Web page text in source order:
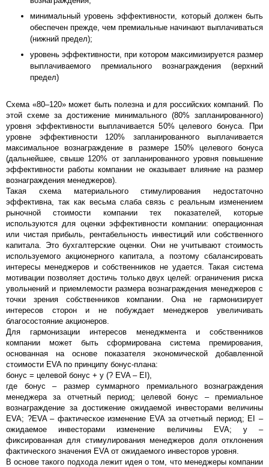
минимальный уровень эффективности, который должен быть
обеспечен прежде, чем премиальные начинают выплачиваться
(нижний предел);
уровень эффективности, при котором максимизируется размер
выплачиваемого премиального вознаграждения (верхний
предел)
Схема «80–120» может быть полезна и для российских компаний. По
этой схеме за достижение минимального (80% запланированного)
уровня эффективности выплачивается 50% целевого бонуса. При
уровне эффективности 120% запланированного выплачивается
максимальное вознаграждение в размере 150% целевого бонуса
(дальнейшее, свыше 120% от запланированного уровня повышение
эффективности работы компании не оказывает влияние на размер
вознаграждения менеджеров).
Такая схема материального стимулирования недостаточно
эффективна, так как весьма слаба связь с реальным изменением
рыночной стоимости компании тех показателей, которые
используются для оценки эффективности компании: операционная
или чистая прибыль, рентабельность инвестиций или собственного
капитала. Это бухгалтерские оценки. Они не учитывают стоимость
используемого акционерного капитала, а поэтому сбалансировать
интересы менеджеров и собственников не удается. Такая система
мотивации позволяет достичь только двух целей: ограничения риска
увольнений и приемлемости размера вознаграждения менеджеров с
точки зрения собственников компании. Она не гармонизирует
интересов сторон и не побуждает менеджеров увеличивать
благосостояние акционеров.
Для гармонизации интересов менеджмента и собственников
компании может быть сформирована система премирования,
основанная на основе показателя экономической добавленной
стоимости EVA по принципу бонус-плана:
бонус = целевой бонус + y (? EVA – EI),
где бонус – размер суммарного премиального вознаграждения
менеджера за отчетный период; целевой бонус – премиальное
вознаграждение за достижение ожидаемой инвесторами величины
EVA; ?EVA – фактическое изменение EVA за отчетный период; EI –
ожидаемое инвесторами изменение величины EVA; y –
фиксированная для стимулирования менеджеров доля отклонения
фактического значения EVA от ожидаемого инвесторов уровня.
В основе такого подхода лежит идея о том, что менеджеры компании